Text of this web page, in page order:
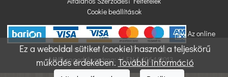
Cookie beállítások
Az online
fizetést a Barion Payment Zrt. biztosítja,
MNB engedély száma: H-EN-I-1064/2013
Ez a weboldal sütiket (cookie) használ a teljeskörű
működés érdekében. További információ